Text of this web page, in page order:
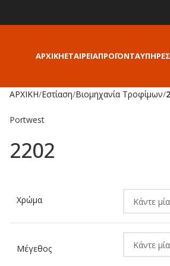
ΑΡΧΙΚΗΕΤΑΙΡΕΙΑΠΡΟΪΟΝΤΑ
ΑΡΧΙΚΗ/Εστίαση/Βιομηχανία Τροφίμων/
Portwest
2202
Χρώμα
Μέγεθος